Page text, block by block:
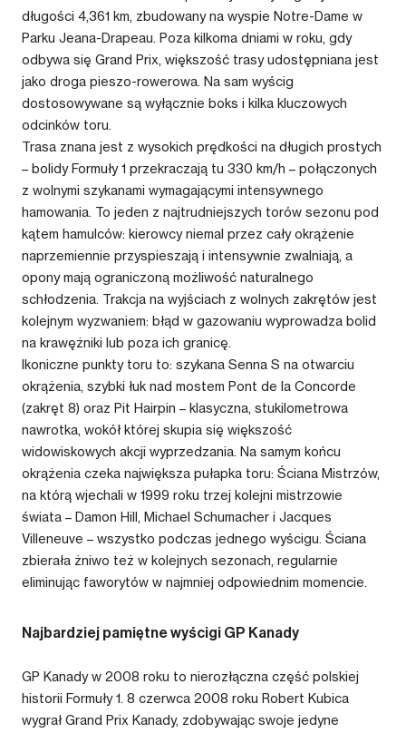
długości 4,361 km, zbudowany na wyspie Notre-Dame w
Parku Jeana-Drapeau. Poza kilkoma dniami w roku, gdy
odbywa się Grand Prix, większość trasy udostępniana jest
jako droga pieszo-rowerowa. Na sam wyścig
dostosowywane są wyłącznie boks i kilka kluczowych
odcinków toru.
Trasa znana jest z wysokich prędkości na długich prostych
– bolidy Formuły 1 przekraczają tu 330 km/h – połączonych
z wolnymi szykanami wymagającymi intensywnego
hamowania. To jeden z najtrudniejszych torów sezonu pod
kątem hamulców: kierowcy niemal przez cały okrążenie
naprzemiennie przyspieszają i intensywnie zwalniają, a
opony mają ograniczoną możliwość naturalnego
schłodzenia. Trakcja na wyjściach z wolnych zakrętów jest
kolejnym wyzwaniem: błąd w gazowaniu wyprowadza bolid
na krawężniki lub poza ich granicę.
Ikoniczne punkty toru to: szykana Senna S na otwarciu
okrążenia, szybki łuk nad mostem Pont de la Concorde
(zakręt 8) oraz Pit Hairpin – klasyczna, stukilometrowa
nawrotka, wokół której skupia się większość
widowiskowych akcji wyprzedzania. Na samym końcu
okrążenia czeka największa pułapka toru: Ściana Mistrzów,
na którą wjechali w 1999 roku trzej kolejni mistrzowie
świata – Damon Hill, Michael Schumacher i Jacques
Villeneuve – wszystko podczas jednego wyścigu. Ściana
zbierała żniwo też w kolejnych sezonach, regularnie
eliminując faworytów w najmniej odpowiednim momencie.
Najbardziej pamiętne wyścigi GP Kanady
GP Kanady w 2008 roku to nierozłączna część polskiej
historii Formuły 1. 8 czerwca 2008 roku Robert Kubica
wygrał Grand Prix Kanady, zdobywając swoje jedyne